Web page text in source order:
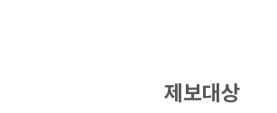
제보대상